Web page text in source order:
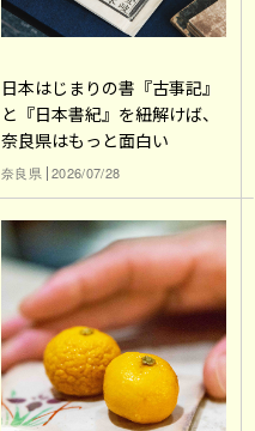
日本はじまりの書『古事記』
と『日本書紀』を紐解けば、
奈良県はもっと面白い
奈良県 2026/07/28